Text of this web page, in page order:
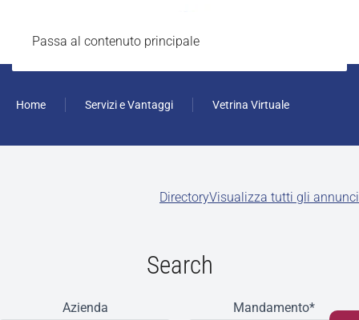
Passa al contenuto principale
Home Servizi e Vantaggi Vetrina Virtuale
DirectoryVisualizza tutti gli annunci
Search
Azienda Mandamento*